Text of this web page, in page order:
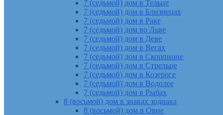
7 (седьмой) дом в Тельце
7 (седьмой) дом в Близнецах
7 (седьмой) дом в Раке
7 (седьмой) дом во Льве
7 (седьмой) дом в Деве
7 (седьмой) дом в Весах
7 (седьмой) дом в Скорпионе
7 (седьмой) дом в Стрельце
7 (седьмой) дом в Козероге
7 (седьмой) дом в Водолее
7 (седьмой) дом в Рыбах
8 (восьмой) дом в знаках зодиака
8 (восьмой) дом в Овне